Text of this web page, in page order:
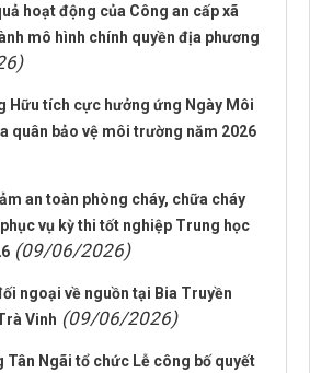
hoạt động của Công an cấp xã
mô hình chính quyền địa phương
Hữu tích cực hưởng ứng Ngày Môi
quân bảo vệ môi trường năm 2026
an toàn phòng cháy, chữa cháy
vụ kỳ thi tốt nghiệp Trung học
(09/06/2026)
ngoại về nguồn tại Bia Truyền
Vinh (09/06/2026)
Tân Ngãi tổ chức Lễ công bố quyết